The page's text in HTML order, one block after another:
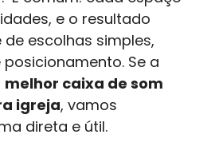
e o resultado
escolhas simples,
Se a
melhor caixa de som
igreja, vamos
direta e útil.